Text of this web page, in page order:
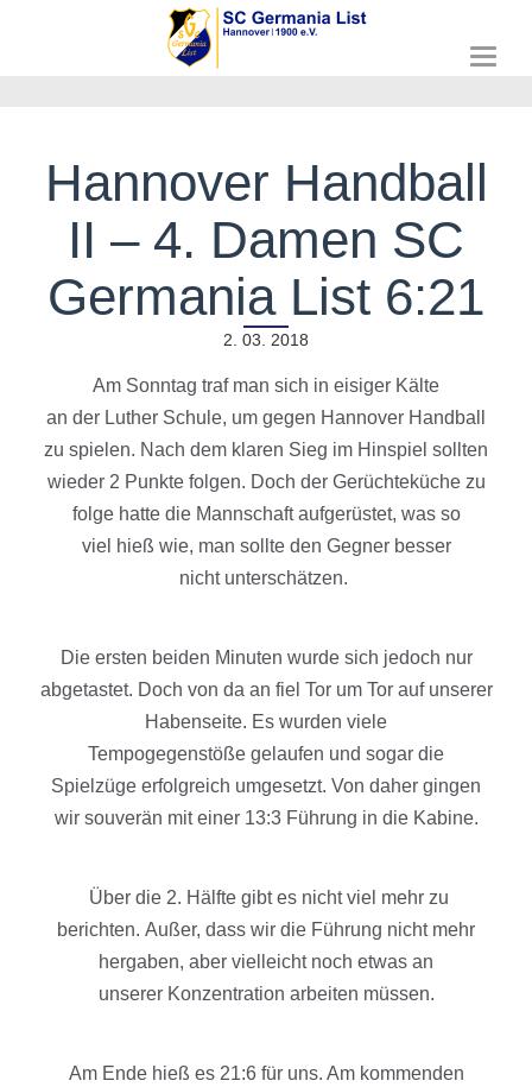
T
n
a
n
Hannover Handball
II – 4. Damen SC
Germania List 6:21
2. 03. 2018
Am Sonntag traf man sich in eisiger Kälte
an der Luther Schule, um gegen Hannover Handball
zu spielen. Nach dem klaren Sieg im Hinspiel sollten
wieder 2 Punkte folgen. Doch der Gerüchteküche zu
folge hatte die Mannschaft aufgerüstet, was so
viel hieß wie, man sollte den Gegner besser
nicht unterschätzen.
Die ersten beiden Minuten wurde sich jedoch nur
abgetastet. Doch von da an fiel Tor um Tor auf unserer
Habenseite. Es wurden viele
Tempogegenstöße gelaufen und sogar die
Spie lzüge erfolgreich umgesetzt. Von daher gingen
wir souverän mit einer 13:3 Führung in die Kabine.
Über die 2. Hälfte gibt es nicht viel mehr zu
berichten. Außer, dass wir die Führung nicht mehr
hergaben, aber vielleicht noch etwas an
unserer Konzentration arbeiten müssen.
Am Ende hieß es 21:6 für uns. Am kommenden